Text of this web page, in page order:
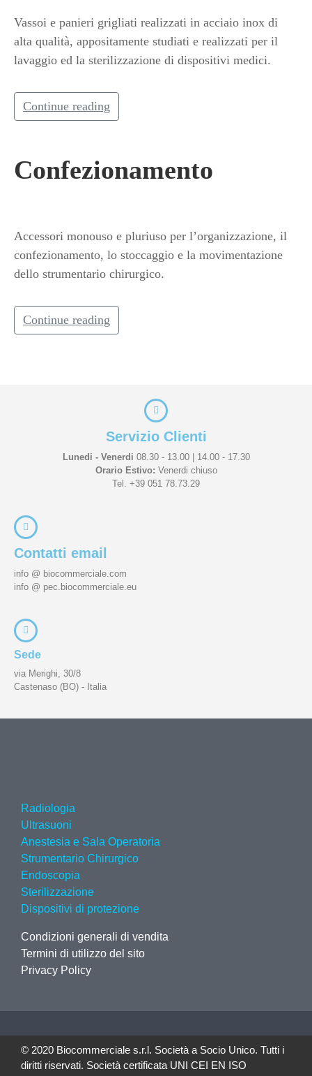
Vassoi e panieri grigliati realizzati in acciaio inox di
alta qualità, appositamente studiati e realizzati per il
lavaggio ed la sterilizzazione di dispositivi medici.
Continue reading
Confezionamento
Accessori monouso e pluriuso per l’organizzazione, il
confezionamento, lo stoccaggio e la movimentazione
dello strumentario chirurgico.
Continue reading
Servizio Clienti
Lunedi - Venerdi 08.30 - 13.00 | 14.00 - 17.30
Orario Estivo: Venerdi chiuso
Tel. +39 051 78.73.29
Contatti email
info @ biocommerciale.com
info @ pec.biocommerciale.eu
Sede
via Merighi, 30/8
Castenaso (BO) - Italia
Radiologia
Ultrasuoni
Anestesia e Sala Operatoria
Strumentario Chirurgico
Endoscopia
Sterilizzazione
Dispositivi di protezione
Condizioni generali di vendita
Termini di utilizzo del sito
Privacy Policy
© 2020 Biocommerciale s.r.l. Società a Socio Unico. Tutti i
diritti riservati. Società certificata UNI CEI EN ISO